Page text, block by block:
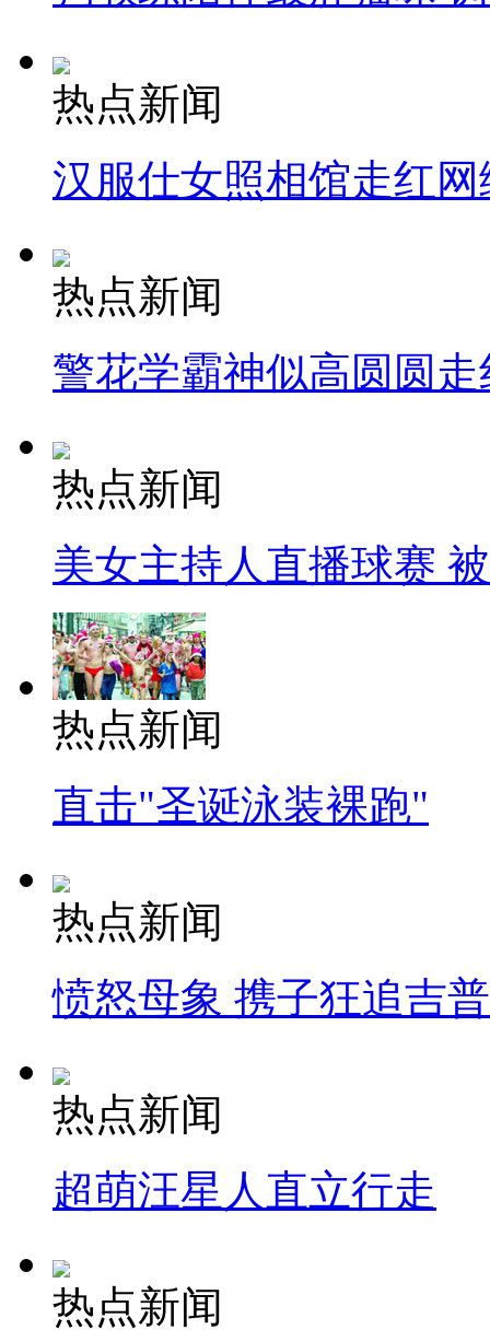
热点新闻
汉服仕女照相馆走红网
热点新闻
警花学霸神似高圆圆走
热点新闻
美女主持人直播球赛
热点新闻
直击"圣诞泳装裸跑"
热点新闻
愤怒母象 携子狂追吉
热点新闻
超萌汪星人直立行走
热点新闻